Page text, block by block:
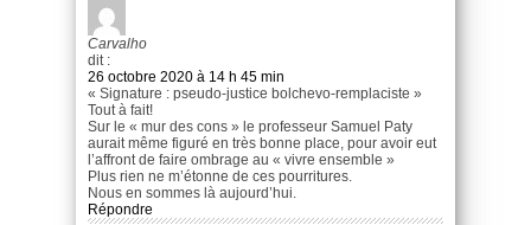
Carvalho
dit :
26 octobre 2020 à 14 h 45 min
« Signature : pseudo-justice bolchevo-remplaciste »
Tout à fait!
Sur le « mur des cons » le professeur Samuel Paty
aurait même figuré en très bonne place, pour avoir eut
l’affront de faire ombrage au « vivre ensemble »
Plus rien ne m’étonne de ces pourritures.
Nous en sommes là aujourd’hui.
Répondre